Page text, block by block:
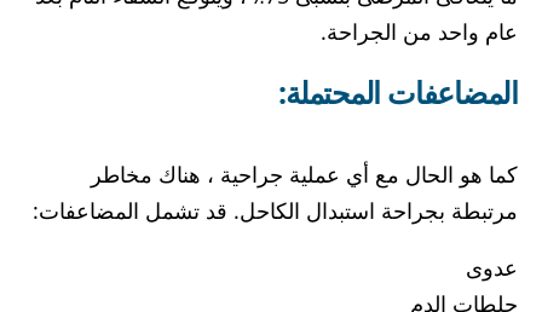
عام واحد من الجراحة.
المضاعفات المحتملة:
كما هو الحال مع أي عملية جراحية ، هناك مخاطر
مرتبطة بجراحة استبدال الكاحل. قد تشمل المضاعفات:
عدوى
جلطات الدم